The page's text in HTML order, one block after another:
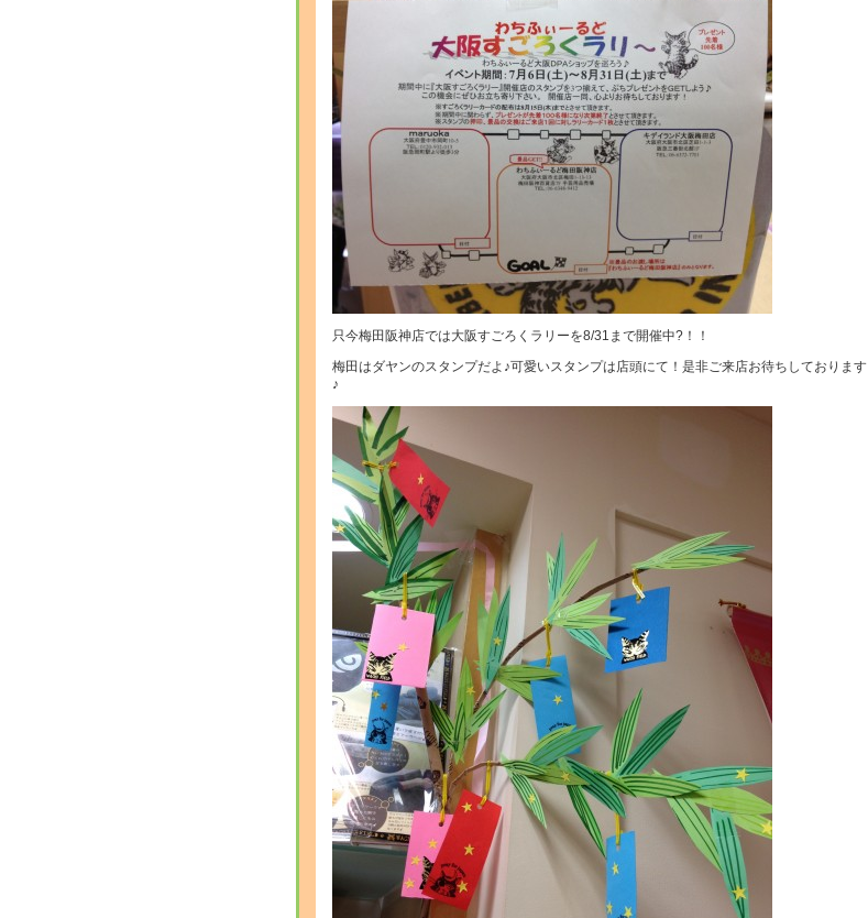
只今梅田阪神店では大阪すごろくラリーを8/31まで開催中?！！
梅田はダヤンのスタンプだよ♪可愛いスタンプは店頭にて！是非ご来店お待ちしております
♪